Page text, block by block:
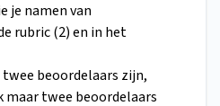
je namen van
rubric (2) en in het
beoordelaars zijn,
twee beoordelaars